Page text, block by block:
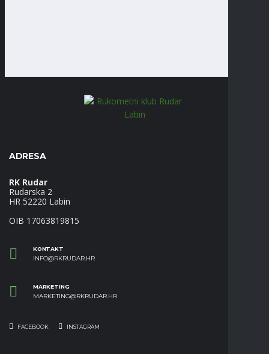
ADRESA
RK Rudar
Rudarska 2
HR 52220 Labin
OIB 17063819815
KONTAKT
INFO@RKRUDAR.HR
MARKETING
MARKETING@RKRUDAR.HR
FACEBOOK INSTAGRAM